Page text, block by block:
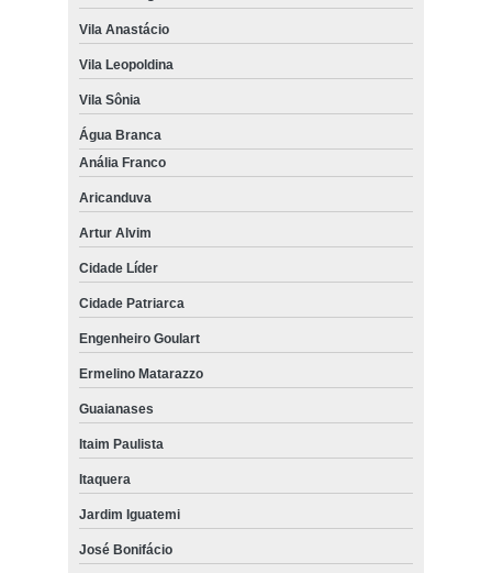
Vila Anastácio
Vila Leopoldina
Vila Sônia
Água Branca
Anália Franco
Aricanduva
Artur Alvim
Cidade Líder
Cidade Patriarca
Engenheiro Goulart
Ermelino Matarazzo
Guaianases
Itaim Paulista
Itaquera
Jardim Iguatemi
José Bonifácio